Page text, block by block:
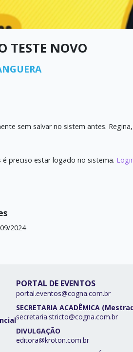
TESTE NOVO
sem salvar no sistem antes. Regina,
preciso estar logado no sistema.
2024
PORTAL DE EVENTOS
portal.eventos@cogna.com.br
SECRETARIA ACADÊMICA
secretaria.stricto@cogna.com.br
DIVULGAÇÃO
editora@kroton.com.br